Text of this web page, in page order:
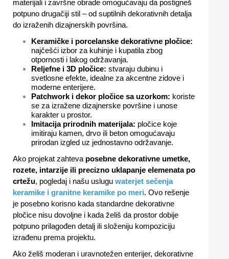
materijali i završne obrade omogućavaju da postigneš
potpuno drugačiji stil – od suptilnih dekorativnih detalja
do izraženih dizajnerskih površina.
Keramičke i porcelanske dekorativne pločice:
najčešći izbor za kuhinje i kupatila zbog
otpornosti i lakog održavanja.
Reljefne i 3D pločice: stvaraju dubinu i
svetlosne efekte, idealne za akcentne zidove i
moderne enterijere.
Patchwork i dekor pločice sa uzorkom: koriste
se za izražene dizajnerske površine i unose
karakter u prostor.
Imitacija prirodnih materijala: pločice koje
imitiraju kamen, drvo ili beton omogućavaju
prirodan izgled uz jednostavno održavanje.
Ako projekat zahteva posebne dekorativne umetke,
rozete, intarzije ili precizno uklapanje elemenata po
crtežu, pogledaj i našu uslugu waterjet sečenja
keramike i granitne keramike po meri. Ovo rešenje
je posebno korisno kada standardne dekorativne
pločice nisu dovoljne i kada želiš da prostor dobije
potpuno prilagođen detalj ili složeniju kompoziciju
izrađenu prema projektu.
Ako želiš moderan i uravnotežen enterijer, dekorativne